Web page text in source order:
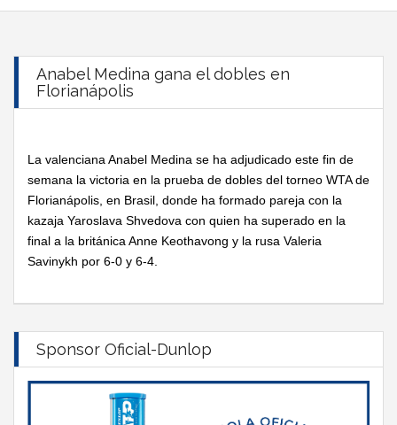
Anabel Medina gana el dobles en
Florianápolis
La valenciana Anabel Medina se ha adjudicado este fin de
semana la victoria en la prueba de dobles del torneo WTA de
Florianápolis, en Brasil, donde ha formado pareja con la
kazaja Yaroslava Shvedova con quien ha superado en la
final a la británica Anne Keothavong y la rusa Valeria
Savinykh por 6-0 y 6-4.
Sponsor Oficial-Dunlop